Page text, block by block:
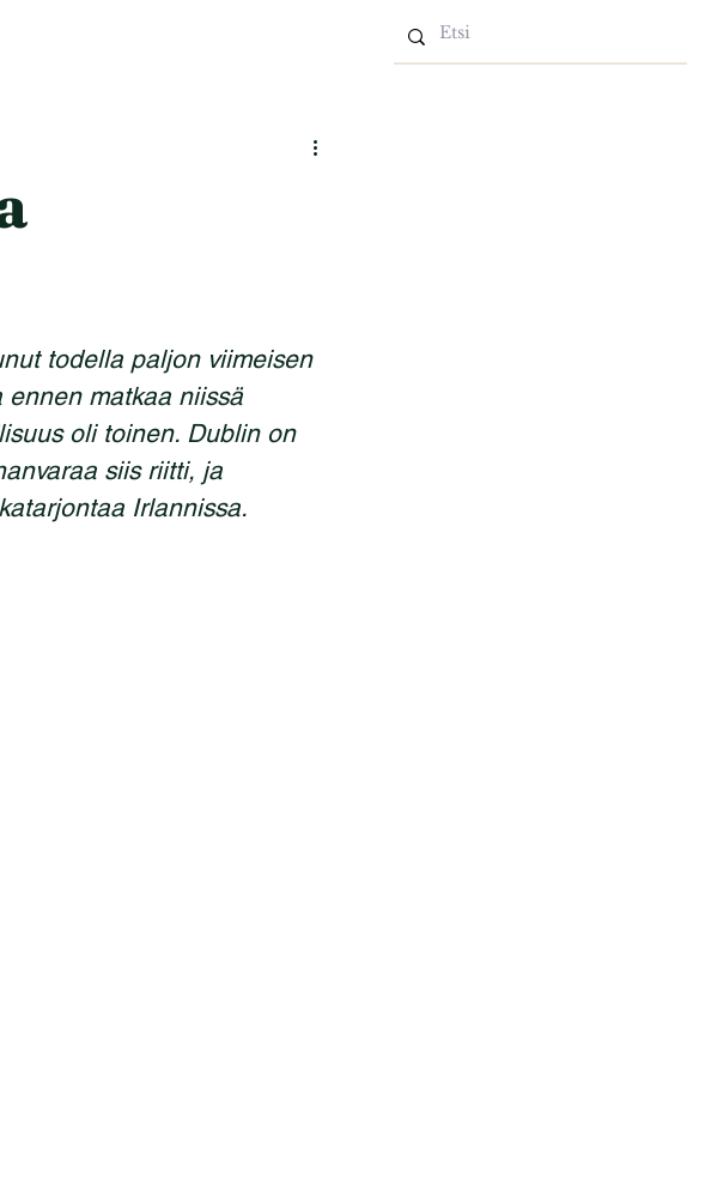
todella paljon viimeisen
matkaa niissä
oli toinen. Dublin on
siis riitti, ja
Irlannissa.